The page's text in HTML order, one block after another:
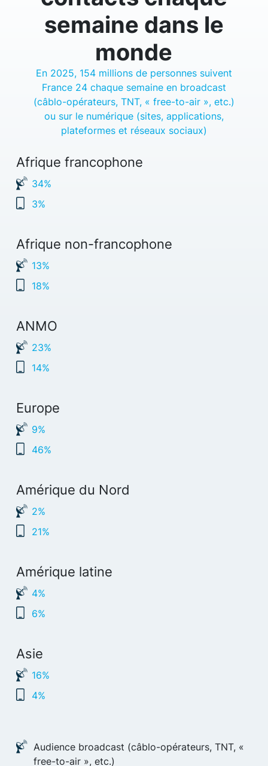
semaine dans le
monde
En 2025, 154 millions de personnes suivent
France 24 chaque semaine en broadcast
(câblo-opérateurs, TNT, « free-to-air », etc.)
ou sur le numérique (sites, applications,
plateformes et réseaux sociaux)
Europe
9%
46%
Afrique francophone
34%
3%
ANMO
23%
14%
Afrique non-francophone
13%
18%
Amérique du Nord
2%
21%
Amérique latine
4%
6%
Asie
16%
4%
Audience broadcast (câblo-opérateurs, TNT, «
free-to-air », etc.)